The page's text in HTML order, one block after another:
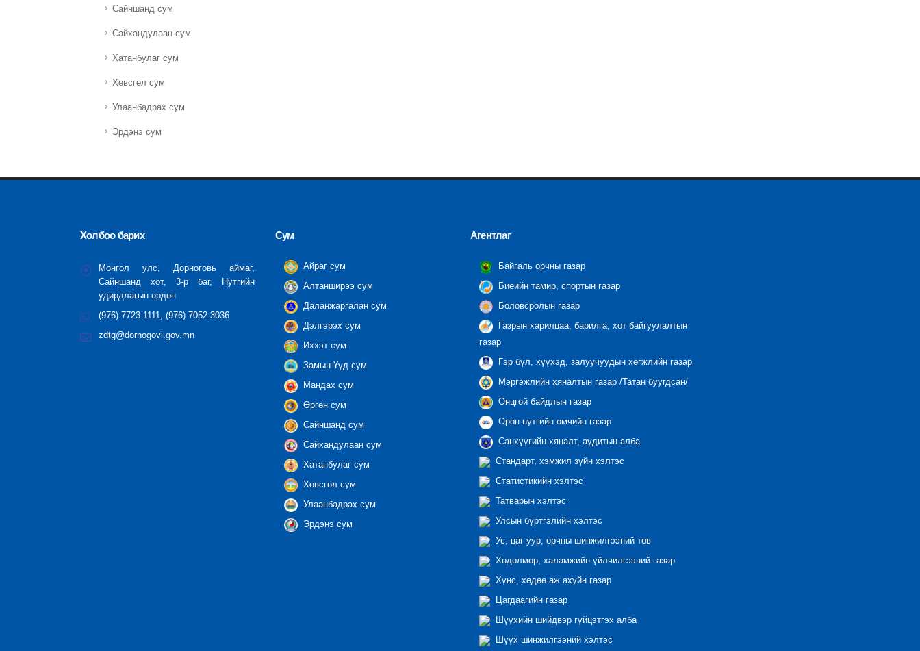
Сайншанд сум
Сайхандулаан сум
Хатанбулаг сум
Хөвсгөл сум
Улаанбадрах сум
Эрдэнэ сум
Холбоо барих
Монгол улс, Дорноговь аймаг,
Сайншанд хот, 3-р баг, Нутгийн
удирдлагын ордон
(976) 7723 1111, (976) 7052 3036
zdtg@dornogovi.gov.mn
Сум
Айраг сум
Алтанширээ сум
Даланжаргалан сум
Дэлгэрэх сум
Иххэт сум
Замын-Үүд сум
Мандах сум
Өргөн сум
Сайншанд сум
Сайхандулаан сум
Хатанбулаг сум
Хөвсгөл сум
Улаанбадрах сум
Эрдэнэ сум
Агентлаг
Байгаль орчны газар
Биеийн тамир, спортын газар
Боловсролын газар
Газрын харилцаа, барилга, хот байгуулалтын
газар
Гэр бүл, хүүхэд, залуучуудын хөгжлийн газар
Мэргэжлийн хяналтын газар /Татан буугдсан/
Онцгой байдлын газар
Орон нутгийн өмчийн газар
Санхүүгийн хяналт, аудитын алба
Стандарт, хэмжил зүйн хэлтэс
Статистикийн хэлтэс
Татварын хэлтэс
Улсын бүртгэлийн хэлтэс
Ус, цаг уур, орчны шинжилгээний төв
Хөдөлмөр, халамжийн үйлчилгээний газар
Хүнс, хөдөө аж ахуйн газар
Цагдаагийн газар
Шүүхийн шийдвэр гүйцэтгэх алба
Шүүх шинжилгээний хэлтэс